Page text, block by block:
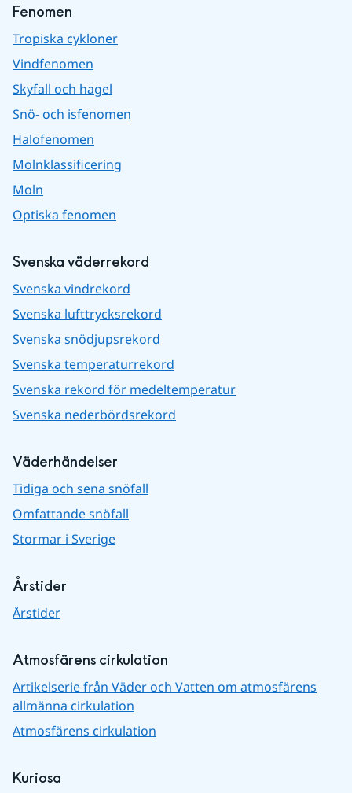
Fenomen
Tropiska cykloner
Vindfenomen
Skyfall och hagel
Snö- och isfenomen
Halofenomen
Molnklassificering
Moln
Optiska fenomen
Svenska väderrekord
Svenska vindrekord
Svenska lufttrycksrekord
Svenska snödjupsrekord
Svenska temperaturrekord
Svenska rekord för medeltemperatur
Svenska nederbördsrekord
Väderhändelser
Tidiga och sena snöfall
Omfattande snöfall
Stormar i Sverige
Årstider
Årstider
Atmosfärens cirkulation
Artikelserie från Väder och Vatten om atmosfärens
allmänna cirkulation
Atmosfärens cirkulation
Kuriosa